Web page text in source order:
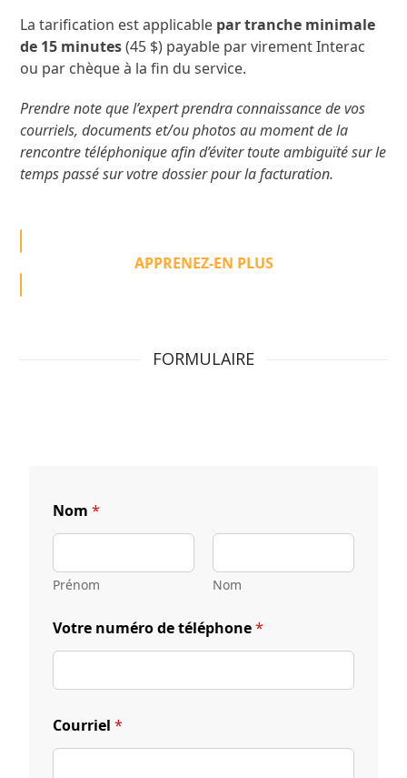
La tarification est applicable par tranche minimale
de 15 minutes(45 $) payable par virement Interac
ou par chèque à la fin du service.
Prendre note que l’expert prendra connaissance de vos
courriels, documents et/ou photos au moment de la
rencontre téléphonique afin d’éviter toute ambiguïté sur le
temps passé sur votre dossier pour la facturation.
APPRENEZ-EN PLUS
FORMULAIRE
Nom*
Prénom Nom
Votre numéro de téléphone*
Courriel*